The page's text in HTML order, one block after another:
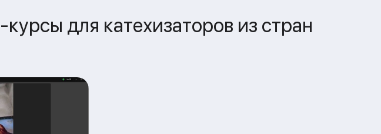
для катехизаторов из стран